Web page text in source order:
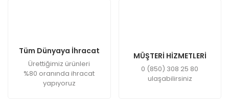
Tüm Dünyaya İhracat
Ürettiğimiz ürünleri
%80 oranında ihracat
yapıyoruz
MÜŞTERİ HİZMETLERİ
0 (850) 308 25 80
ulaşabilirsiniz